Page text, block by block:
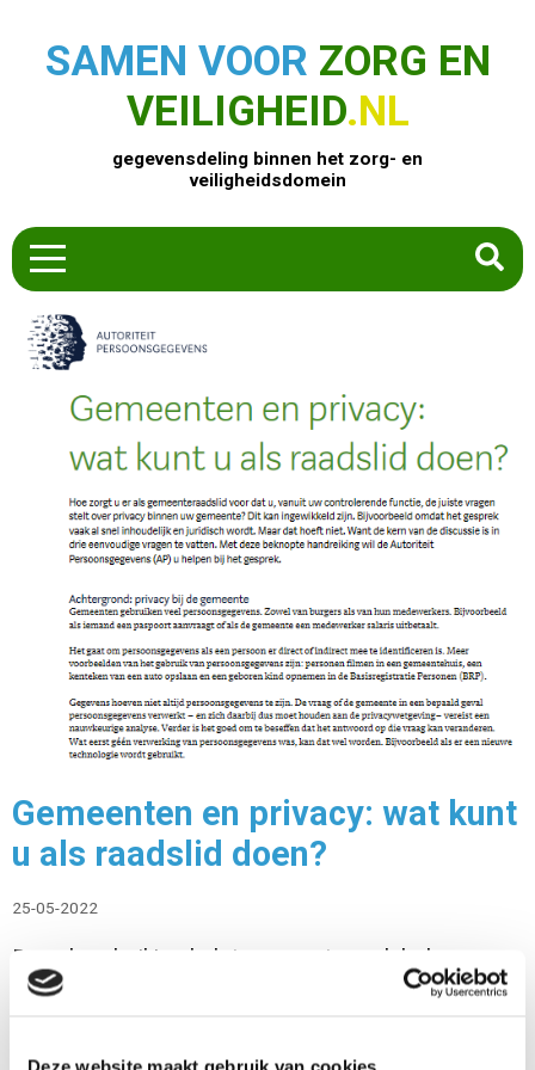
SAMEN VOOR ZORG EN
VEILIGHEID.NL
gegevensdeling binnen het zorg- en
veiligheidsdomein
HOME
ZOEK EEN PRODUCT
OVER ONS
CONTACT
COMMUNITY
Gemeenten en privacy: wat kunt
u als raadslid doen?
25-05-2022
Deze handreiking helpt gemeenteraadsleden om
aan het college de juiste vragen te stellen over
eenvoudige vragen gevat.